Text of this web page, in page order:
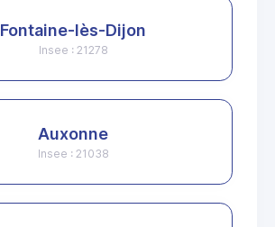
Fontaine-lès-Dijon
Insee : 21278
Auxonne
Insee : 21038